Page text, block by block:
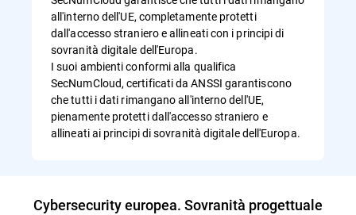
all'interno dell'UE, completamente protetti
dall'accesso straniero e allineati con i principi di
sovranità digitale dell'Europa.
I suoi ambienti conformi alla qualifica
SecNumCloud, certificati da ANSSI garantiscono
che tutti i dati rimangano all'interno dell'UE,
pienamente protetti dall'accesso straniero e
allineati ai principi di sovranità digitale dell'Europa.
Cybersecurity europea. Sovranità progettuale